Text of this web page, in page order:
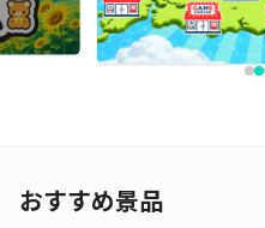
おすすめ景品